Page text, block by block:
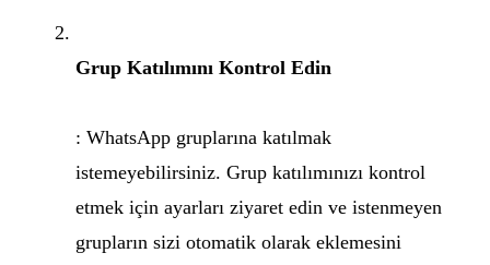
Grup Katılımını Kontrol Edin
: WhatsApp gruplarına katılmak
istemeyebilirsiniz. Grup katılımınızı kontrol
etmek için ayarları ziyaret edin ve istenmeyen
grupların sizi otomatik olarak eklemesini